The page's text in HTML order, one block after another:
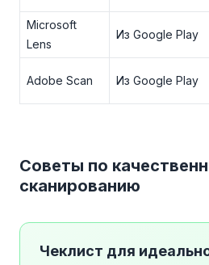
Microsoft
Lens
Из Google Play
Adobe Scan Из Google Play
Советы по
сканированию
Чеклист для